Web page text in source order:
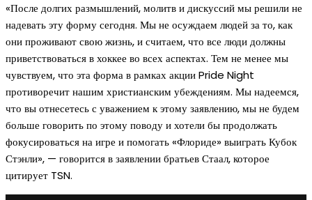
«После долгих размышлений, молитв и дискуссий мы решили не
надевать эту форму сегодня. Мы не осуждаем людей за то, как
они проживают свою жизнь, и считаем, что все люди должны
приветствоваться в хоккее во всех аспектах. Тем не менее мы
чувствуем, что эта форма в рамках акции Pride Night
противоречит нашим христианским убеждениям. Мы надеемся,
что вы отнесетесь с уважением к этому заявлению, мы не будем
больше говорить по этому поводу и хотели бы продолжать
фокусироваться на игре и помогать «Флориде» выиграть Кубок
Стэнли», — говорится в заявлении братьев Стаал, которое
цитирует TSN.